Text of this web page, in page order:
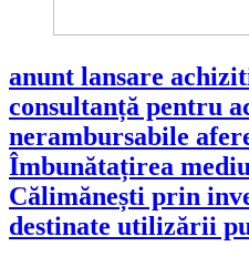
anunt lansare
consultanță pentru
nerambursabile
Îmbunătațirea
Călimănești prin
destinate utilizării